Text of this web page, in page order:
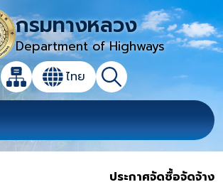
กรมทางหลวง
Department of Highways
แผนผังเว็บไซต์
เปลี่ยนภาษา
ไทย ค้นหา
เปิดกล่องค้นหาข้อมูลหลักของเว็บไซต์
ประกาศจัดซื้อจัดจ้าง